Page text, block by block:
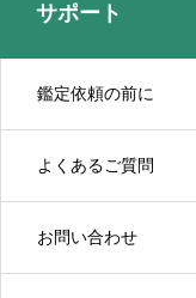
サポート
鑑定依頼の前に
よくあるご質問
お問い合わせ